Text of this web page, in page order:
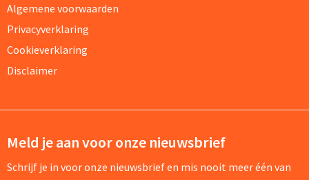
Algemene voorwaarden
Privacyverklaring
Cookieverklaring
Disclaimer
Meld je aan voor onze nieuwsbrief
Schrijf je in voor onze nieuwsbrief en mis nooit meer één van